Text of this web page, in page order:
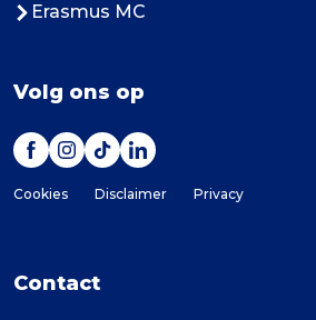
Erasmus MC
Volg ons op
Cookies Disclaimer Privacy
Contact